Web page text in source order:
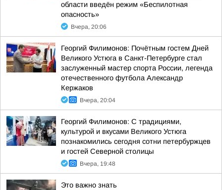
области введён режим «Беспилотная
опасность»
Вчера, 20:06
Георгий Филимонов: Почётным гостем Дней
Великого Устюга в Санкт-Петербурге стал
заслуженный мастер спорта России, легенда
отечественного футбола Александр
Кержаков
Вчера, 20:04
Георгий Филимонов: С традициями,
культурой и вкусами Великого Устюга
познакомились сегодня сотни петербуржцев
и гостей Северной столицы
Вчера, 19:48
Это важно знать